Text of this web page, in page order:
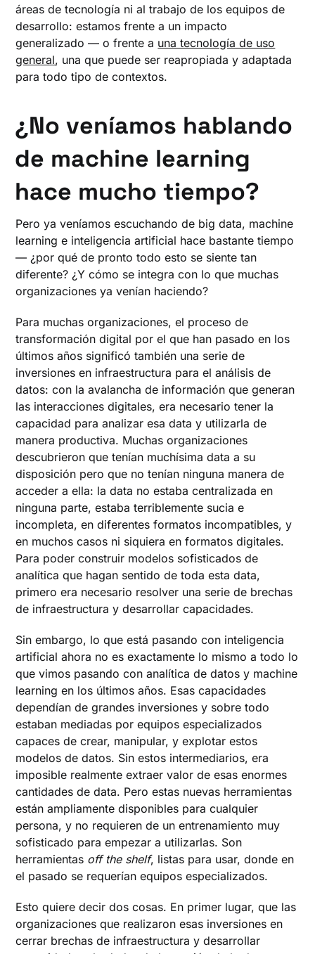
áreas de tecnología ni al trabajo de los equipos de
desarrollo: estamos frente a un impacto
generalizado — o frente a una tecnología de uso
general, una que puede ser reapropiada y adaptada
para todo tipo de contextos.
¿No veníamos hablando
de machine learning
hace mucho tiempo?
Pero ya veníamos escuchando de big data, machine
learning e inteligencia artificial hace bastante tiempo
— ¿por qué de pronto todo esto se siente tan
diferente? ¿Y cómo se integra con lo que muchas
organizaciones ya venían haciendo?
Para muchas organizaciones, el proceso de
transformación digital por el que han pasado en los
últimos años significó también una serie de
inversiones en infraestructura para el análisis de
datos: con la avalancha de información que generan
las interacciones digitales, era necesario tener la
capacidad para analizar esa data y utilizarla de
manera productiva. Muchas organizaciones
descubrieron que tenían muchísima data a su
disposición pero que no tenían ninguna manera de
acceder a ella: la data no estaba centralizada en
ninguna parte, estaba terriblemente sucia e
incompleta, en diferentes formatos incompatibles, y
en muchos casos ni siquiera en formatos digitales.
Para poder construir modelos sofisticados de
analítica que hagan sentido de toda esta data,
primero era necesario resolver una serie de brechas
de infraestructura y desarrollar capacidades.
Sin embargo, lo que está pasando con inteligencia
artificial ahora no es exactamente lo mismo a todo lo
que vimos pasando con analítica de datos y machine
learning en los últimos años. Esas capacidades
dependían de grandes inversiones y sobre todo
estaban mediadas por equipos especializados
capaces de crear, manipular, y explotar estos
modelos de datos. Sin estos intermediarios, era
imposible realmente extraer valor de esas enormes
cantidades de data. Pero estas nuevas herramientas
están ampliamente disponibles para cualquier
persona, y no requieren de un entrenamiento muy
sofisticado para empezar a utilizarlas. Son
herramientas off the shelf, listas para usar, donde en
el pasado se requerían equipos especializados.
Esto quiere decir dos cosas. En primer lugar, que las
organizaciones que realizaron esas inversiones en
cerrar brechas de infraestructura y desarrollar